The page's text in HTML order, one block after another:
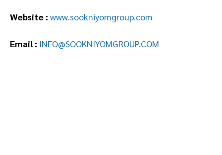
Website : www.sookniyomgroup.com
Email : INFO@SOOKNIYOMGROUP.COM